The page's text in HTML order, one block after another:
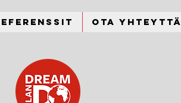
Ota yhteyttä